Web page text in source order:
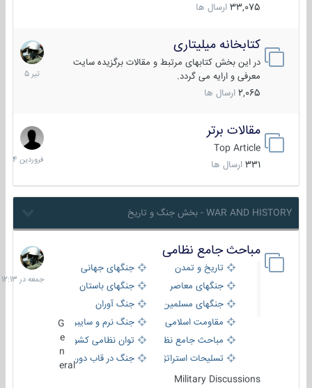
33,075 ارسال ها
کتابخانه میلیتاری
در این بخش کتابهای مرتبط و مقالات برگزیده سایت
معرفی و ارایه می گردد.
2,065 ارسال ها
16
تیر
1405
مقالات برتر
Top Article
331 ارسال ها
29
فروردین
1404
WAR AND HISTORY - بخش جنگ و تاریخ
مباحث جامع نظامی
تاریخ و تمدن
جنگهای جهانی
جنگهای معاصر
جنگهای باستان
جنگهای مسلمین
جنگ آوران
مقاومت اسلامی
جنگ نرم و سایبری
مباحث جامع نظامی
توان نظامی کشورها
تسلیحات استراتژیک
جنگ در قاب دوربین
eral
Military Discussions
جمعه
در
12:13